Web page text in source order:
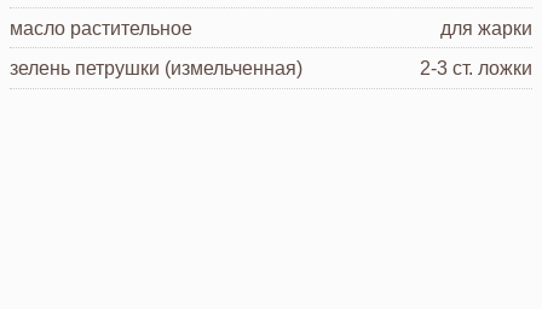
масло растительное
для жарки
зелень петрушки (измельченная) 2-3 ст. ложки